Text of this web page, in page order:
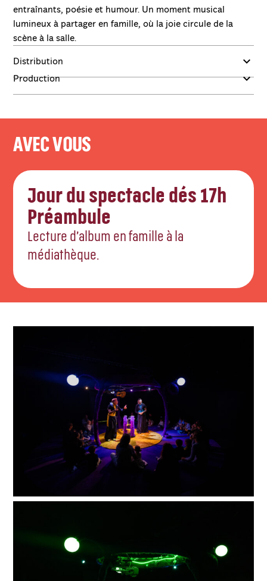
entraînants, poésie et humour. Un moment musical
lumineux à partager en famille, où la joie circule de la
scène à la salle.
Distribution
Production
AVEC VOUS
Jour du spectacle dés 17h
Préambule
Lecture d’album en famille à la
médiathèque.